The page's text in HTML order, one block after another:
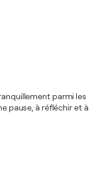
parmi les
pause, à réfléchir et à